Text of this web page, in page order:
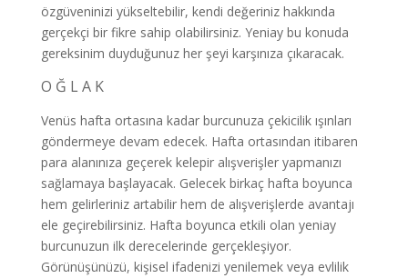
özgüveninizi yükseltebilir, kendi değeriniz hakkında
gerçekçi bir fikre sahip olabilirsiniz. Yeniay bu konuda
gereksinim duyduğunuz her şeyi karşınıza çıkaracak.
O Ğ L A K
Venüs hafta ortasına kadar burcunuza çekicilik ışınları
göndermeye devam edecek. Hafta ortasından itibaren
para alanınıza geçerek kelepir alışverişler yapmanızı
sağlamaya başlayacak. Gelecek birkaç hafta boyunca
hem gelirleriniz artabilir hem de alışverişlerde avantajı
ele geçirebilirsiniz. Hafta boyunca etkili olan yeniay
burcunuzun ilk derecelerinde gerçekleşiyor.
Görünüşünüzü, kişisel ifadenizi yenilemek veya evlilik